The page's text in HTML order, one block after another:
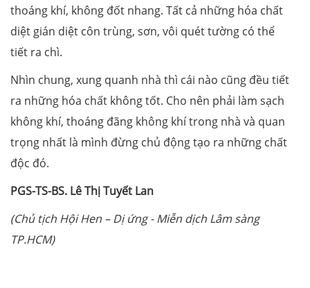
thoáng khí, không đốt nhang. Tất cả những hóa chất
diệt gián diệt côn trùng, sơn, vôi quét tường có thể
tiết ra chì.
Nhìn chung, xung quanh nhà thì cái nào cũng đều tiết
ra những hóa chất không tốt. Cho nên phải làm sạch
không khí, thoáng đãng không khí trong nhà và quan
trọng nhất là mình đừng chủ động tạo ra những chất
độc đó.
PGS-TS-BS. Lê Thị Tuyết Lan
(Chủ tịch Hội Hen – Dị ứng - Miễn dịch Lâm sàng
TP.HCM)